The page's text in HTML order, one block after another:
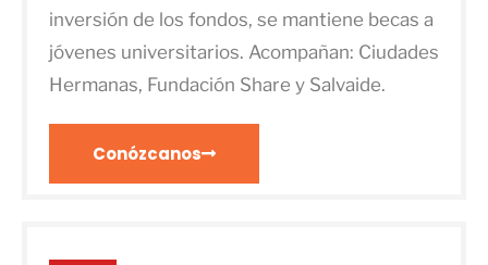
inversión de los fondos, se mantiene becas a
jóvenes universitarios. Acompañan: Ciudades
Hermanas, Fundación Share y Salvaide.
Conózcanos